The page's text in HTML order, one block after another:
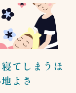
りを取り、流
る、という
りがとうござ
。（匿名希望
ンパトリー
100分コース
エステのよう
ゼーションだ
く、疲れた身
と思いまし
てしまうほ
よさ